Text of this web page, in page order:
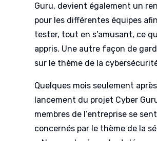
Guru, devient également un
pour les différentes équipes
tester, tout en s’amusant, ce
appris. Une autre façon de
sur le thème de la
Quelques mois seulement
lancement du projet Cyber
membres de l’entreprise se
concernés par le thème de la